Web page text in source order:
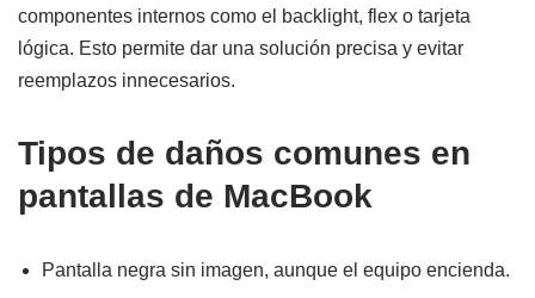
componentes internos como el backlight, flex o tarjeta
lógica. Esto permite dar una solución precisa y evitar
reemplazos innecesarios.
Tipos de daños comunes en
pantallas de MacBook
Pantalla negra sin imagen, aunque el equipo encienda.